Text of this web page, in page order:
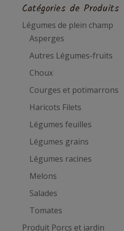
Catégories de Produits
Légumes de plein champ
Asperges
Autres Légumes-fruits
Choux
Courges et potimarrons
Haricots Filets
Légumes feuilles
Légumes grains
Légumes racines
Melons
Salades
Tomates
Produit Porcs et jardin